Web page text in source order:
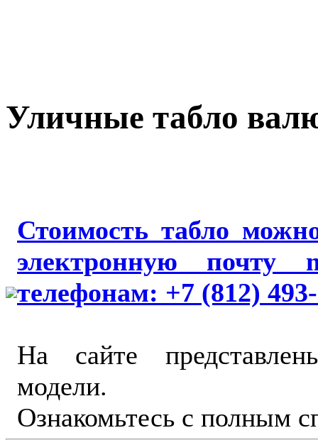
Уличные табло
Стоимость табло
электронную почту
телефонам: +7 (812)
На сайте
модели.
Ознакомьтесь с полным